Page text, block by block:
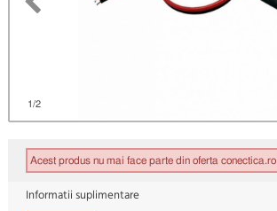
1/2
Acest produs nu mai face parte din oferta conectica.ro
Informatii suplimentare